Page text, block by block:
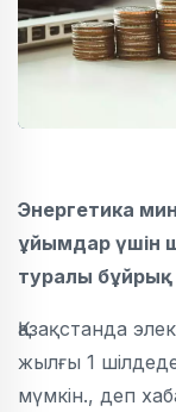
Энергетика
ұйымдар үшін
туралы бұйрық
Қазақстанда
жылғы 1
мүмкін., деп